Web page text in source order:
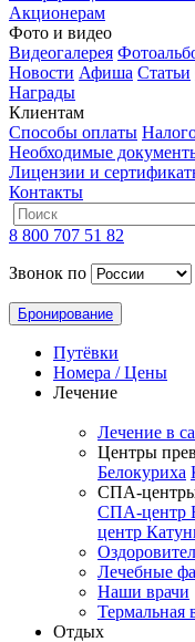
Акционерам
Фото и видео
Видеогалерея
Новости Афиша Статьи
Награды
Клиентам
Способы оплаты
Необходимые
Лицензии и
Контакты
8 800 707 51 82
Звонок по
Бронирование
Путёвки
Номера / Цены
Лечение
Лечение в
Центры
Белокуриха
СПА-
СПА-центр
центр
Лечебные
Наши врачи
Термальная
Отдых